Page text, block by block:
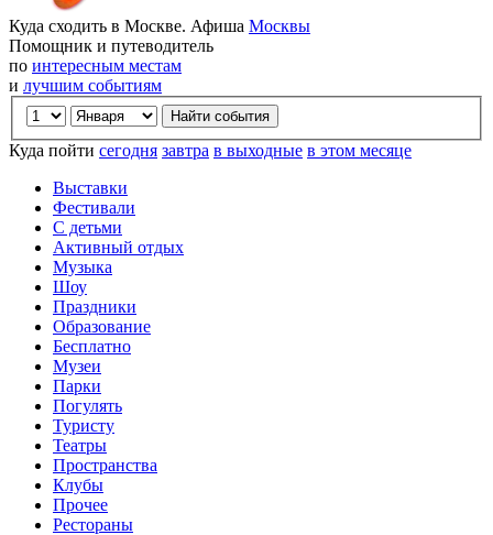
Куда сходить в Москве. Афиша Москвы
Помощник и путеводитель
по интересным местам
и лучшим событиям
Куда пойти сегодня завтра в выходные в этом месяце
Выставки
Фестивали
С детьми
Активный отдых
Музыка
Шоу
Праздники
Образование
Бесплатно
Музеи
Парки
Погулять
Туристу
Театры
Пространства
Клубы
Прочее
Рестораны